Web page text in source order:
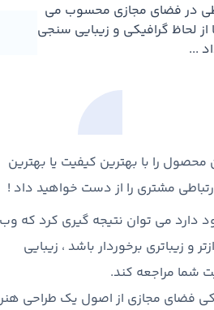
در فضای مجازی محسوب می
لحاظ گرافیکی و زیبایی سنجی
...
را با بهترین کیفیت یا بهترین
مشتری را از دست خواهید داد !
دارد می توان نتیجه گیری کرد که وب
زیباتری برخوردار باشد ، زیبایی
شما مراجعه کند.
فضای مجازی از اصول یک طراحی